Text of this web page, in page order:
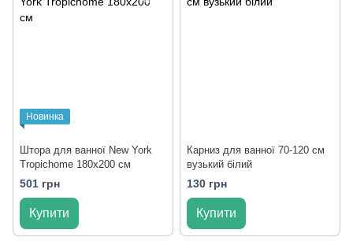
Новинка
Штора для ванної New York
Tropichome 180x200 cм
501 грн
Купити
Карниз для ванної 70-120 см
вузький білий
130 грн
Купити